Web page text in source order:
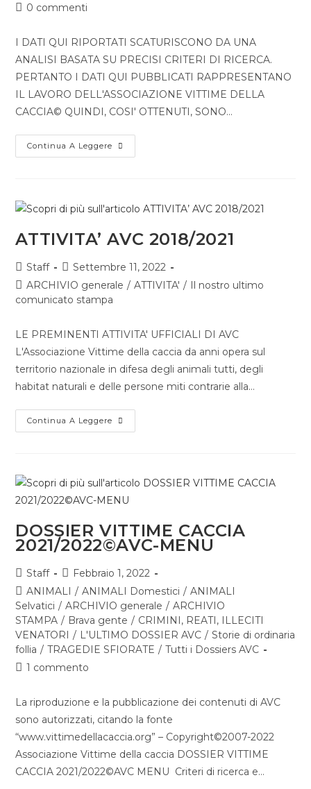
0 commenti
I DATI QUI RIPORTATI SCATURISCONO DA UNA
ANALISI BASATA SU PRECISI CRITERI DI RICERCA.
PERTANTO I DATI QUI PUBBLICATI RAPPRESENTANO
IL LAVORO DELL'ASSOCIAZIONE VITTIME DELLA
CACCIA© QUINDI, COSI' OTTENUTI, SONO…
Continua A Leggere
ATTIVITA’ AVC 2018/2021
Staff
Settembre 11, 2022
ARCHIVIO generale / ATTIVITA' / Il nostro ultimo
comunicato stampa
LE PREMINENTI ATTIVITA' UFFICIALI DI AVC
L'Associazione Vittime della caccia da anni opera sul
territorio nazionale in difesa degli animali tutti, degli
habitat naturali e delle persone miti contrarie alla…
Continua A Leggere
DOSSIER VITTIME CACCIA
2021/2022©AVC-MENU
Staff
Febbraio 1, 2022
ANIMALI / ANIMALI Domestici / ANIMALI
Selvatici / ARCHIVIO generale / ARCHIVIO
STAMPA / Brava gente / CRIMINI, REATI, ILLECITI
VENATORI / L'ULTIMO DOSSIER AVC / Storie di ordinaria
follia / TRAGEDIE SFIORATE / Tutti i Dossiers AVC
1 commento
La riproduzione e la pubblicazione dei contenuti di AVC
sono autorizzati, citando la fonte
“www.vittimedellacaccia.org” – Copyright©2007-2022
Associazione Vittime della caccia DOSSIER VITTIME
CACCIA 2021/2022©AVC MENU Criteri di ricerca e…